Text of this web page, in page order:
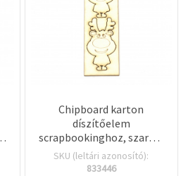
Chipboard karton
díszítőelem
scrapbookinghoz, szarvas
minta / 50×25 mm – 2 db
SKU (leltári azonosító):
833446